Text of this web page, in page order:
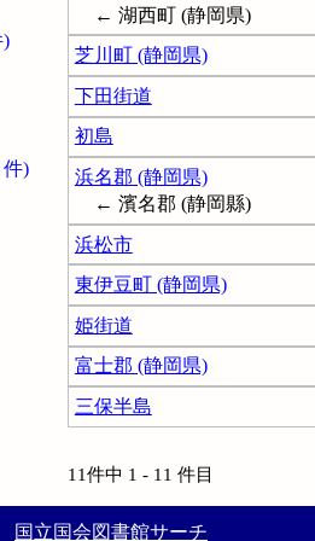
)
件)
← 湖西町 (静岡県)
芝川町 (静岡県)
下田街道
初島
浜名郡 (静岡県)
← 濱名郡 (静岡縣)
浜松市
東伊豆町 (静岡県)
姫街道
富士郡 (静岡県)
三保半島
11件中 1 - 11 件目
国立国会図書館サーチ